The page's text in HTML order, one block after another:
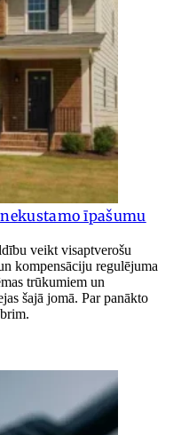
īpašumu
veikt visaptverošu
kompensāciju regulējuma
trūkumiem un
šajā jomā. Par panākto